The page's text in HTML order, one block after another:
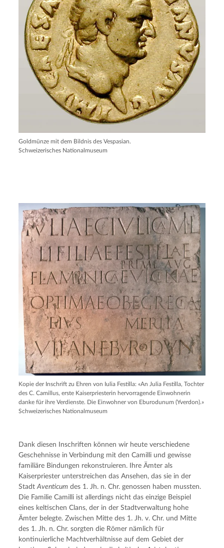
Goldmünze mit dem Bildnis des Vespasian.
Schweizerisches Nationalmuseum
Kopie der Inschrift zu Ehren von Iulia Festilla: «An Julia Festilla, Tochter
des C. Camillus, erste Kaiserpriesterin hervorragende Einwohnerin
danke für ihre Verdienste. Die Einwohner von Eburodunum (Yverdon).»
Schweizerisches Nationalmuseum
Dank diesen Inschriften können wir heute verschiedene
Geschehnisse in Verbindung mit den Camilli und gewisse
familiäre Bindungen rekonstruieren. Ihre Ämter als
Kaiserpriester unterstreichen das Ansehen, das sie in der
StadtAventicum des 1. Jh. n. Chr. genossen haben mussten.
Die Familie Camilli ist allerdings nicht das einzige Beispiel
eines keltischen Clans, der in der Stadtverwaltung hohe
Ämter belegte. Zwischen Mitte des 1. Jh. v. Chr. und Mitte
des 1. Jh. n. Chr. sorgten die Römer nämlich für
kontinuierliche Machtverhältnisse auf dem Gebiet der